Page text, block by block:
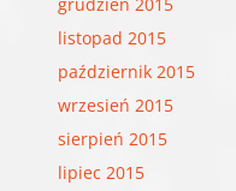
grudzień 2015
listopad 2015
październik 2015
wrzesień 2015
sierpień 2015
lipiec 2015